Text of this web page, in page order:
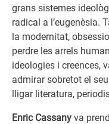
grans sistemes
radical a l’eugenèsia.
la modernitat,
perdre les arrels
ideologies i creences,
admirar sobretot el
lligar literatura,
Enric Cassany va